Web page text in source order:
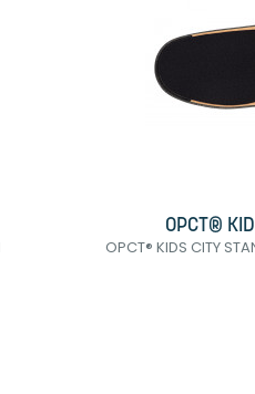
OPCT®
OPCT® KIDS CITY